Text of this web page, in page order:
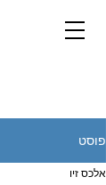
פוסט
אלכס זיו